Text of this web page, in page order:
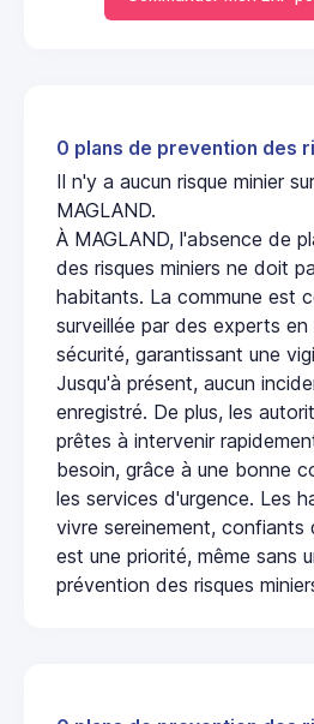
0 plans de prevention des
Il n'y a aucun risque minier
MAGLAND.
À MAGLAND, l'absence de
des risques miniers ne doit
habitants. La commune est
surveillée par des experts
sécurité, garantissant une
Jusqu'à présent, aucun
enregistré. De plus, les
prêtes à intervenir
besoin, grâce à une bonne
les services d'urgence. Les
vivre sereinement, confiants
est une priorité, même sans
prévention des risques